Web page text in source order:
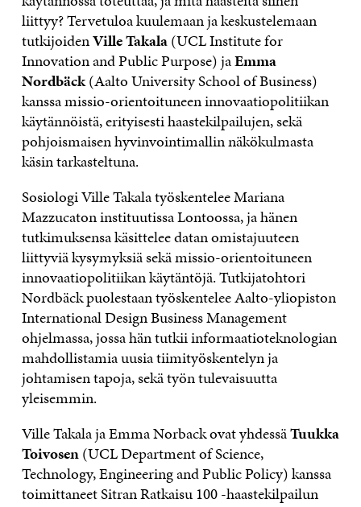
liittyy? Tervetuloa kuulemaan ja keskustelemaan
tutkijoidenVille Takala(UCL Institute for
Innovation and Public Purpose) jaEmma
Nordbäck(Aalto University School of Business)
kanssa missio-orientoituneen innovaatiopolitiikan
käytännöistä, erityisesti haastekilpailujen, sekä
pohjoismaisen hyvinvointimallin näkökulmasta
käsin tarkasteltuna.
Sosiologi Ville Takala työskentelee Mariana
Mazzucaton instituutissa Lontoossa, ja hänen
tutkimuksensa käsittelee datan omistajuuteen
liittyviä kysymyksiä sekä missio-orientoituneen
innovaatiopolitiikan käytäntöjä. Tutkijatohtori
Nordbäck puolestaan työskentelee Aalto-yliopiston
International Design Business Management
ohjelmassa, jossa hän tutkii informaatioteknologian
mahdollistamia uusia tiimityöskentelyn ja
johtamisen tapoja, sekä työn tulevaisuutta
yleisemmin.
Ville Takala ja Emma Norback ovat yhdessäTuukka
Toivosen(UCL Department of Science,
Technology, Engineering and Public Policy) kanssa
toimittaneet Sitran Ratkaisu 100 -haastekilpailun